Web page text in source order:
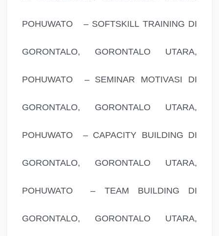
POHUWATO – SOFTSKILL TRAINING DI
GORONTALO, GORONTALO UTARA,
POHUWATO – SEMINAR MOTIVASI DI
GORONTALO, GORONTALO UTARA,
POHUWATO – CAPACITY BUILDING DI
GORONTALO, GORONTALO UTARA,
POHUWATO – TEAM BUILDING DI
GORONTALO, GORONTALO UTARA,